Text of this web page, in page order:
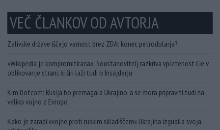
VEČ ČLANKOV OD AVTORJA
Zalivske države iščejo varnost brez ZDA: konec petrodolarja?
»Wikipedia je kompromitirana«: Soustanovitelj razkriva vpletenost Cie v
oblikovanje strani, ki širi laži tudi o Insajderju
Kim Dotcom: Rusija bo premagala Ukrajino, a se mora pripraviti tudi na
veliko vojno z Evropo
Kako je zaradi »vojne proti ruskim skladiščem« Ukrajina izgubila svoja